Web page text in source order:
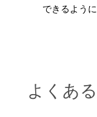
できるように
よくあ